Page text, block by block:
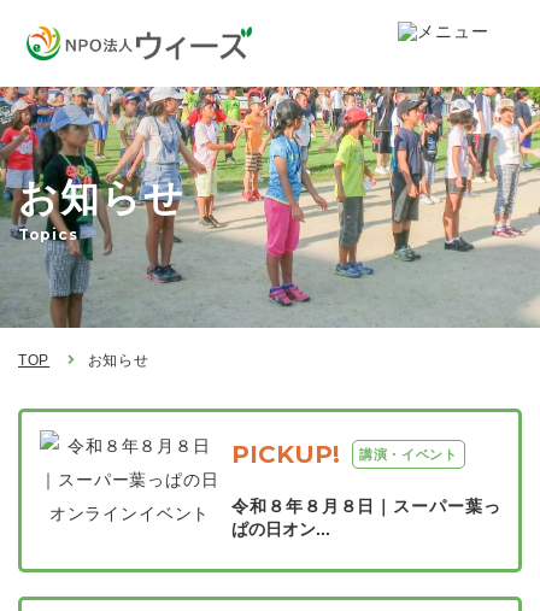
お知らせ
Topics
TOP お知らせ
PICKUP! 講演・イベント
令和８年８月８日｜スーパー葉っ
ぱの日オン...